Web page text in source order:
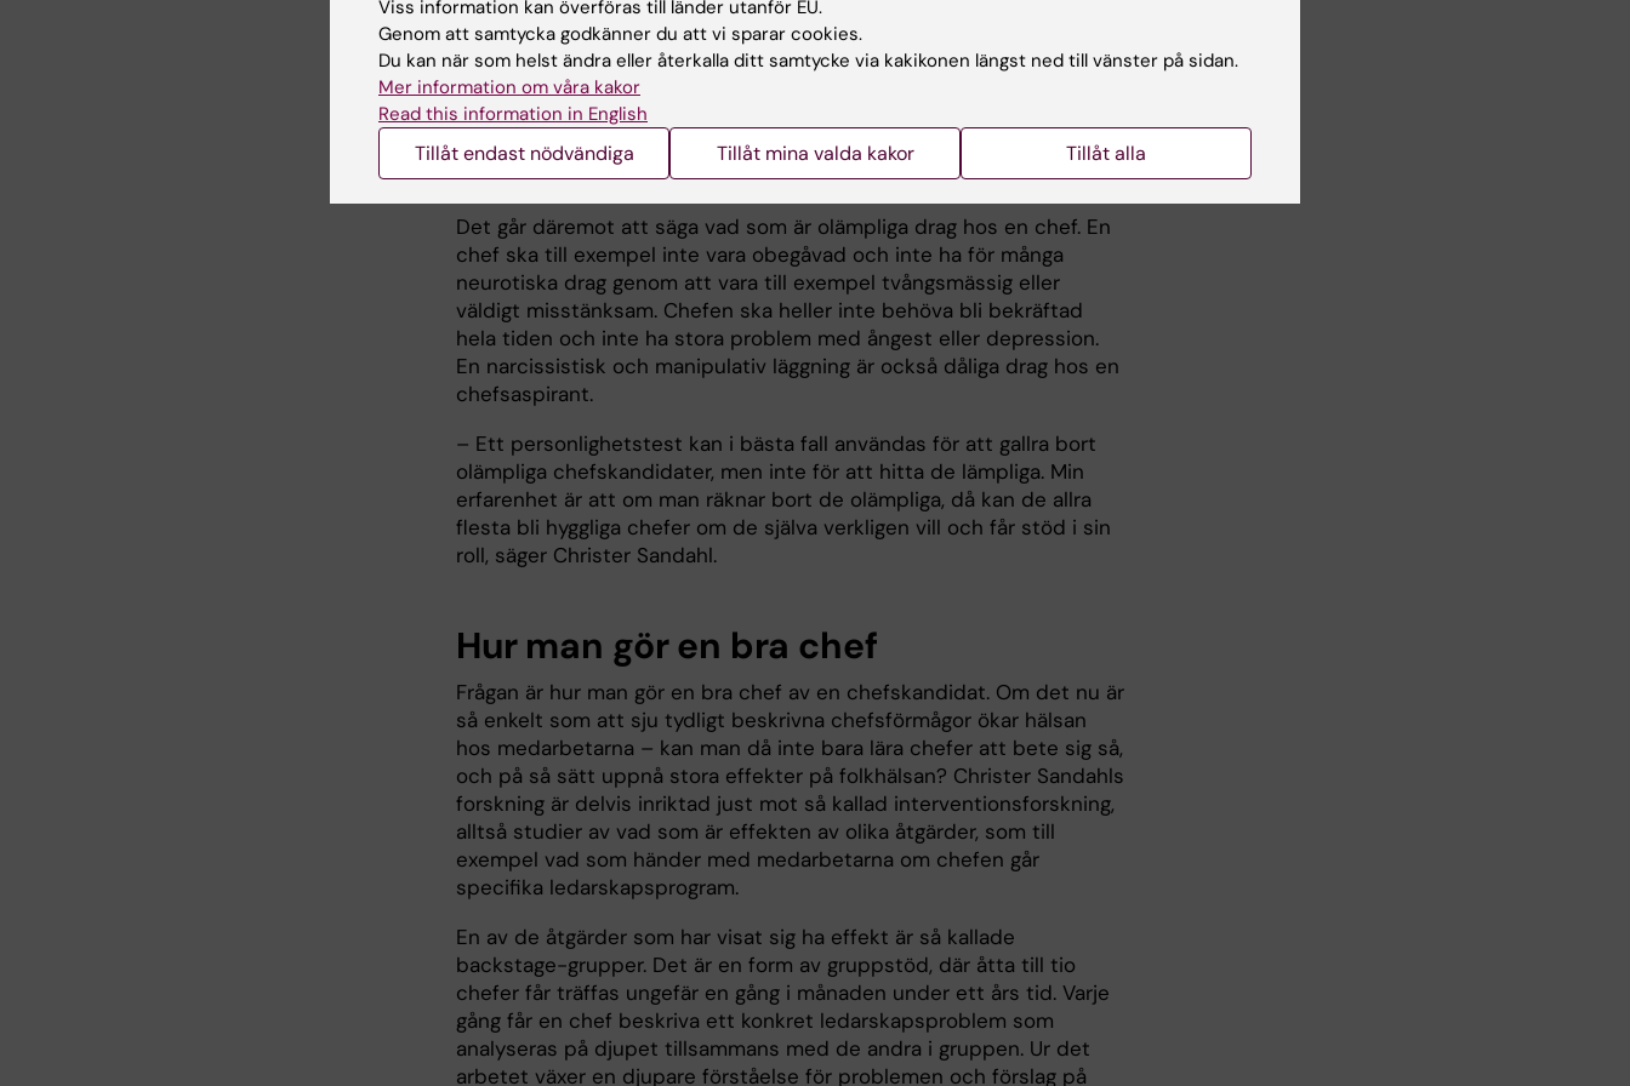
desto bättre. Hit hör känslomässig stabilitet, vänlighet, öppenhet,
målmedvetenhet och extroversion, där alltså extroversion troligen är
mindre viktigt. Det krävs dock ingen superpersonlighet för att lyckas
som chef.
– Även den som hamnar inom normalzonen för the Big Five kan vara
en mycket framgångsrik ledare, säger Christer Sandahl.
Det går däremot att säga vad som är olämpliga drag hos en chef. En
chef ska till exempel inte vara obegåvad och inte ha för många
neurotiska drag genom att vara till exempel tvångsmässig eller
väldigt misstänksam. Chefen ska heller inte behöva bli bekräftad
hela tiden och inte ha stora problem med ångest eller depression.
En narcissistisk och manipulativ läggning är också dåliga drag hos en
chefsaspirant.
– Ett personlighetstest kan i bästa fall användas för att gallra bort
olämpliga chefskandidater, men inte för att hitta de lämpliga. Min
erfarenhet är att om man räknar bort de olämpliga, då kan de allra
flesta bli hyggliga chefer om de själva verkligen vill och får stöd i sin
roll, säger Christer Sandahl.
Hur man gör en bra chef
Frågan är hur man gör en bra chef av en chefskandidat. Om det nu är
så enkelt som att sju tydligt beskrivna chefsförmågor ökar hälsan
hos medarbetarna – kan man då inte bara lära chefer att bete sig så,
och på så sätt uppnå stora effekter på folkhälsan? Christer Sandahls
forskning är delvis inriktad just mot så kallad interventionsforskning,
alltså studier av vad som är effekten av olika åtgärder, som till
exempel vad som händer med medarbetarna om chefen går
specifika ledarskapsprogram.
En av de åtgärder som har visat sig ha effekt är så kallade
backstage-grupper. Det är en form av gruppstöd, där åtta till tio
chefer får träffas ungefär en gång i månaden under ett års tid. Varje
gång får en chef beskriva ett konkret ledarskapsproblem som
analyseras på djupet tillsammans med de andra i gruppen. Ur det
arbetet växer en djupare förståelse för problemen och förslag på
Viss information kan överföras till länder utanför EU.
Genom att samtycka godkänner du att vi sparar cookies.
Du kan när som helst ändra eller återkalla ditt samtycke via kakikonen längst ned till vänster på sidan.
Mer information om våra kakor
Read this information in English
Tillåt endast nödvändiga Tillåt mina valda kakor Tillåt alla